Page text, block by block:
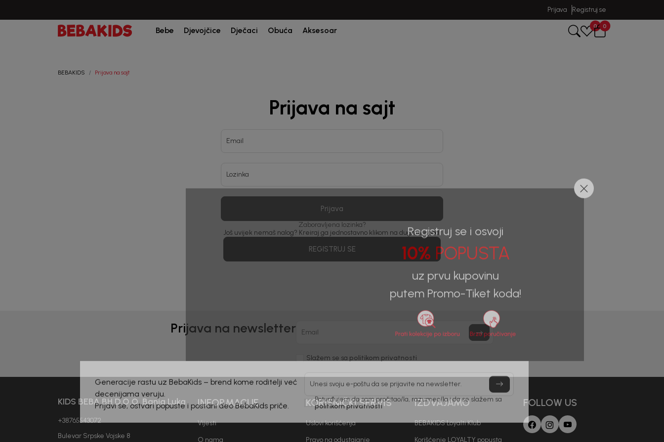
Prijava Registruj se
Bebe Djevojčice Dječaci Obuća Aksesoar 0 0
BEBAKIDS Prijava na sajt
Prijava na sajt
Email
Lozinka
Prijava
Zaboravljena lozinka?
Još uvijek nemaš nalog? Kreiraj ga jednostavno klikom na dugme ispod.
REGISTRUJ SE
Prijava na newsletter Email
Slažem se sa politikom privatnosti
KIDS BEBA BH D.O.O. Banja Luka
+38765543072
Bulevar Srpske Vojske 8
INFORMACIJE
Vijesti
O nama
KORISNIČKI SERVIS
Uslovi korišćenja
Pravo na odustajanje
IZDVAJAMO
BEBAKIDS Loyalti Klub
Korišćenje LOYALTY popusta
FOLLOW US
Registruj se i osvoji
10%POPUSTA
uz prvu kupovinu
putem Promo-Tiket koda!
Generacije rastu uz BebaKids – brend kome roditelji već
decenijama veruju.
Prijavi se, ostvari popuste i postani deo BebaKids priče.
Unesi svoju e-poštu da se prijavite na newsletter.
politikom privatnosti